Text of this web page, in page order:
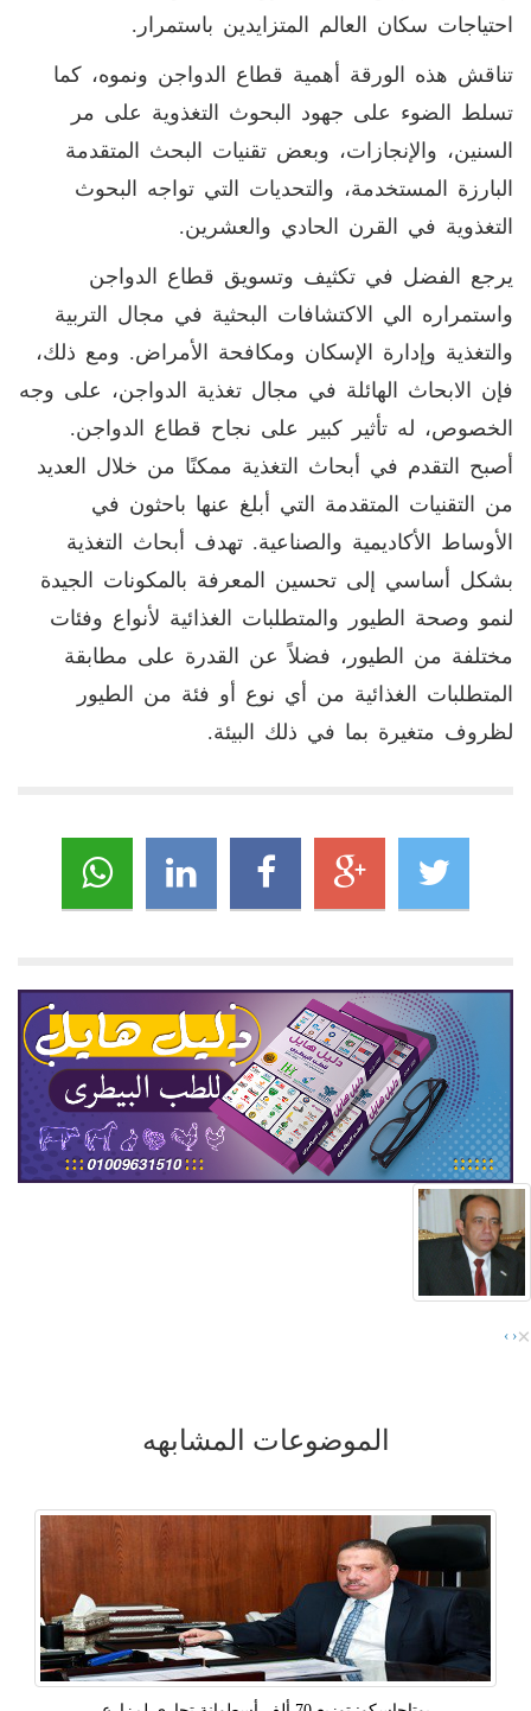
احتياجات سكان العالم المتزايدين باستمرار.
تناقش هذه الورقة أهمية قطاع الدواجن ونموه، كما
تسلط الضوء على جهود البحوث التغذوية على مر
السنين، والإنجازات، وبعض تقنيات البحث المتقدمة
البارزة المستخدمة، والتحديات التي تواجه البحوث
التغذوية في القرن الحادي والعشرين.
يرجع الفضل في تكثيف وتسويق قطاع الدواجن
واستمراره الي الاكتشافات البحثية في مجال التربية
والتغذية وإدارة الإسكان ومكافحة الأمراض. ومع ذلك،
فإن الابحاث الهائلة في مجال تغذية الدواجن، على وجه
الخصوص، له تأثير كبير على نجاح قطاع الدواجن.
أصبح التقدم في أبحاث التغذية ممكنًا من خلال العديد
من التقنيات المتقدمة التي أبلغ عنها باحثون في
الأوساط الأكاديمية والصناعية. تهدف أبحاث التغذية
بشكل أساسي إلى تحسين المعرفة بالمكونات الجيدة
لنمو وصحة الطيور والمتطلبات الغذائية لأنواع وفئات
مختلفة من الطيور، فضلاً عن القدرة على مطابقة
المتطلبات الغذائية من أي نوع أو فئة من الطيور
لظروف متغيرة بما في ذلك البيئة.
‹
› ×
الموضوعات المشابهه